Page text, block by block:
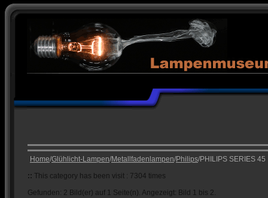
Home/Glühlicht-Lampen/Metallfadenlampen/Philips/PHILIPS SERIES 45
:: This category has been visit : 7304 times
Gefunden: 2 Bild(er) auf 1 Seite(n). Angezeigt: Bild 1 bis 2.